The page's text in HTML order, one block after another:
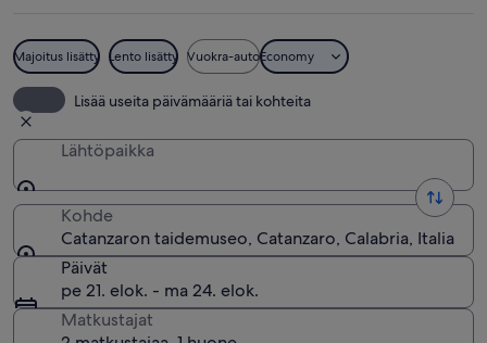
Majoitus lisätty Lento lisätty Vuokra-autoEconomy
Lisää useita päivämääriä tai kohteita
Lähtöpaikka
Kohde
Catanzaron taidemuseo, Catanzaro, Calabria, Italia
Päivät
pe 21. elok. - ma 24. elok.
Matkustajat